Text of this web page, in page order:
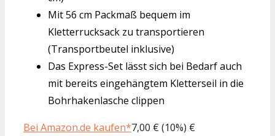
Mit 56 cm Packmaß bequem im
Kletterrucksack zu transportieren
(Transportbeutel inklusive)
Das Express-Set lässt sich bei Bedarf auch
mit bereits eingehängtem Kletterseil in die
Bohrhakenlasche clippen
Bei Amazon.de kaufen*7,00 € (10%) €